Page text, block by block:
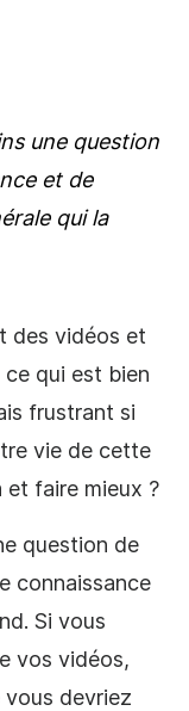
une question
et de
qui la
des vidéos et
ce qui est bien
frustrant si
vie de cette
et faire mieux ?
question de
connaissance
Si vous
vos vidéos,
devriez